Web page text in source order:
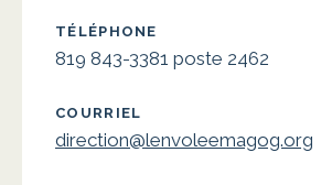
TÉLÉPHONE
819 843-3381 poste 2462
COURRIEL
direction@lenvoleemagog.org